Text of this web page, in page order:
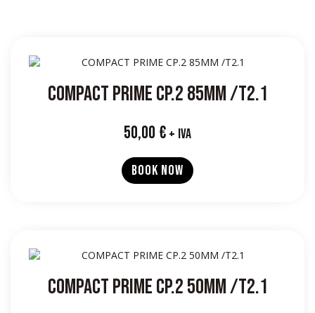
COMPACT PRIME CP.2 85MM /T2.1
50,00 € + IVA
BOOK NOW
COMPACT PRIME CP.2 50MM /T2.1